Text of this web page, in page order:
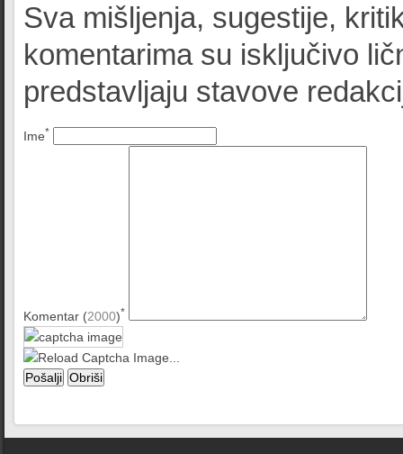
Sva mišljenja, sugestije,
komentarima su isključivo
predstavljaju stavove
Ime*
Komentar (2000)*